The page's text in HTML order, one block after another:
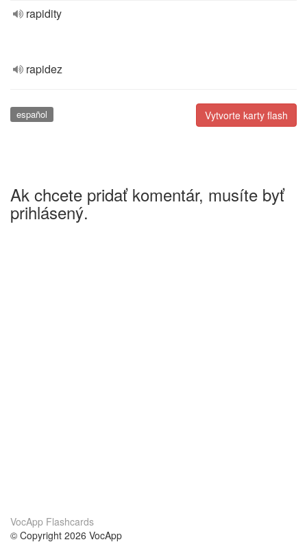
rapidity
rapidez
Vytvorte karty flash
español
Ak chcete pridať komentár, musíte byť
prihlásený.
VocApp Flashcards
© Copyright 2026 VocApp